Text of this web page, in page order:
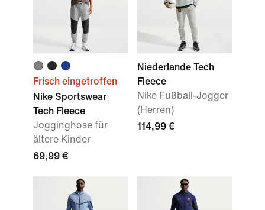
Frisch eingetroffen
Nike Sportswear
Tech Fleece
Jogginghose für
ältere Kinder
69,99 €
Niederlande Tech
Fleece
Nike Fußball-Jogger
(Herren)
114,99 €